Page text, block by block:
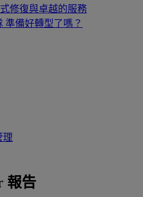
修復與卓越的服務
準備好轉型了嗎？
理
報告